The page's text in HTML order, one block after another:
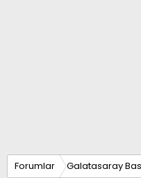
Forumlar Galatasaray